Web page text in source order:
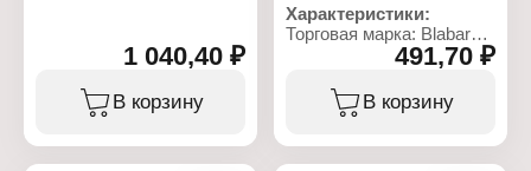
1 040,40 ₽
В корзину
Характеристики:
Торговая марка: Blabar
Артикул: 93692
Тип товара: Коврик
Вариация:
491,70 ₽
В корзину